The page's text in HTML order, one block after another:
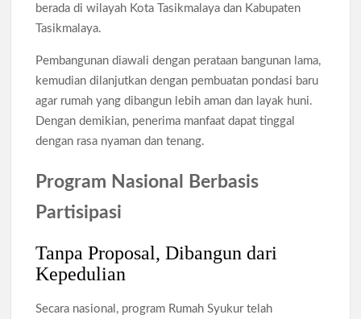
berada di wilayah Kota Tasikmalaya dan Kabupaten
Tasikmalaya.
Pembangunan diawali dengan perataan bangunan lama,
kemudian dilanjutkan dengan pembuatan pondasi baru
agar rumah yang dibangun lebih aman dan layak huni.
Dengan demikian, penerima manfaat dapat tinggal
dengan rasa nyaman dan tenang.
Program Nasional Berbasis
Partisipasi
Tanpa Proposal, Dibangun dari
Kepedulian
Secara nasional, program Rumah Syukur telah